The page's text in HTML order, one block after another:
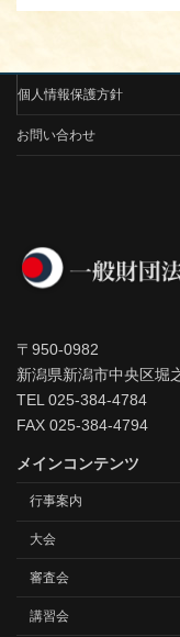
個人情報保護方針
お問い合わせ
〒950-0982
新潟県新潟市中央区
TEL 025-384-4784
FAX 025-384-4794
メインコンテンツ
行事案内
大会
審査会
講習会